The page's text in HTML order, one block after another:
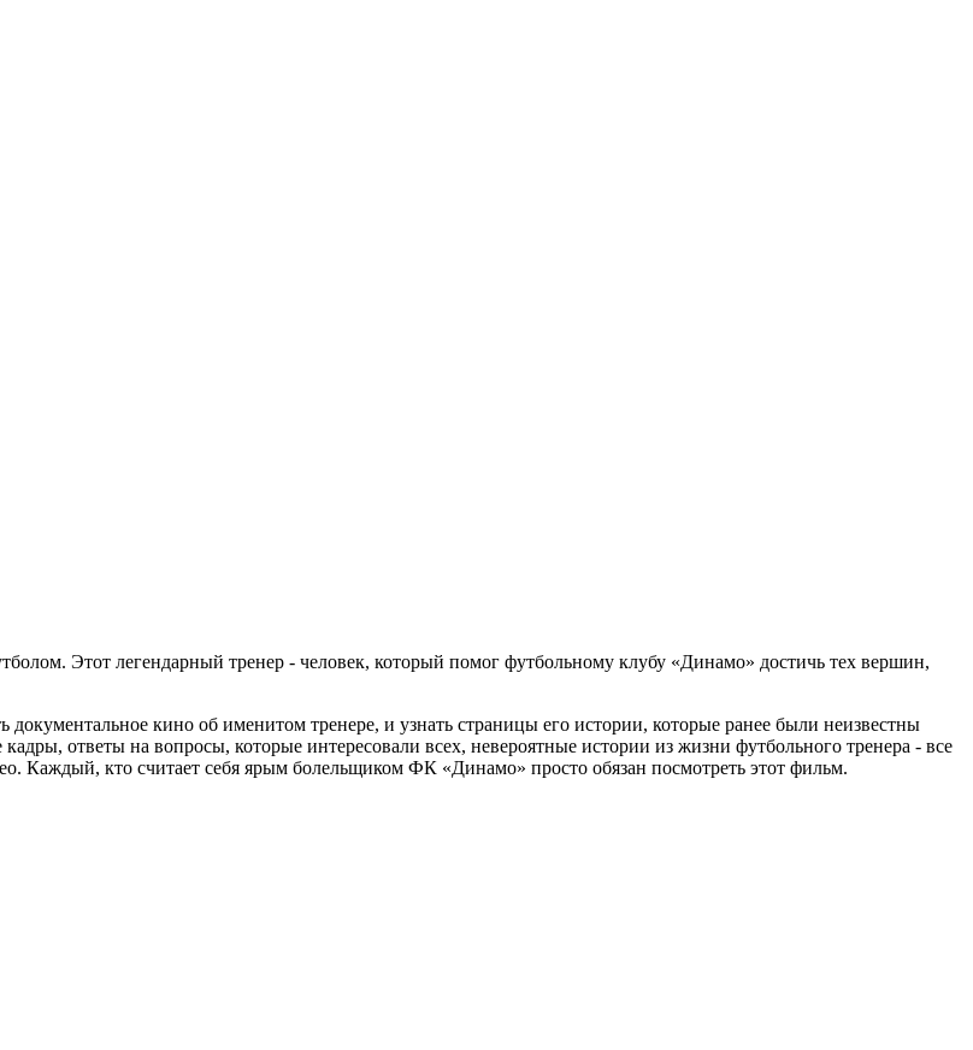
Этот легендарный тренер - человек, который помог футбольному клубу «Динамо» достичь тех вершин,
кино об именитом тренере, и узнать страницы его истории, которые ранее были неизвестны
ответы на вопросы, которые интересовали всех, невероятные истории из жизни футбольного тренера - все
Каждый, кто считает себя ярым болельщиком ФК «Динамо» просто обязан посмотреть этот фильм.